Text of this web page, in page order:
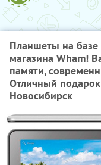
Планшеты на
магазина Wham!
памяти,
Отличный
Новосибирск